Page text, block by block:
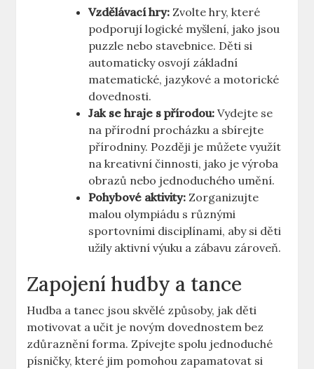
Vzdělávací hry: Zvolte hry, které
podporují logické myšlení, jako jsou
puzzle nebo stavebnice. Děti si
automaticky osvojí základní
matematické, jazykové a motorické
dovednosti.
Jak se hraje s přírodou: Vydejte se
na přírodní procházku a sbírejte
přírodniny. Později je můžete využít
na kreativní činnosti, jako je výroba
obrazů nebo jednoduchého umění.
Pohybové aktivity: Zorganizujte
malou olympiádu s různými
sportovními disciplínami, aby si děti
užily aktivní výuku a zábavu zároveň.
Zapojení hudby a tance
Hudba a tanec jsou skvělé způsoby, jak děti
motivovat a učit je novým dovednostem bez
zdůraznění forma. Zpívejte spolu jednoduché
písničky, které jim pomohou zapamatovat si